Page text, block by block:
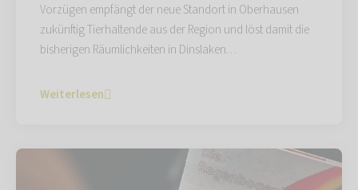
Vorzügen empfängt der neue Standort in Oberhausen
zukünftig Tierhaltende aus der Region und löst damit die
bisherigen Räumlichkeiten in Dinslaken…
Weiterlesen